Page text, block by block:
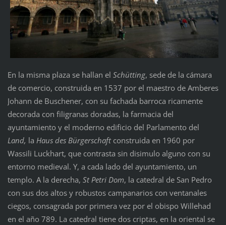
En la misma plaza se hallan el Schütting, sede de la cámara
de comercio, construida en 1537 por el maestro de Amberes
Johann de Buschener, con su fachada barroca ricamente
decorada con filigranas doradas, la farmacia del
ayuntamiento y el moderno edificio del Parlamento del
Land, la Haus des Bürgerschaftconstruida en 1960 por
Wassili Luckhart, que contrasta sin disimulo alguno con su
entorno medieval. Y, a cada lado del ayuntamiento, un
templo. A la derecha, St Petri Dom, la catedral de San Pedro
con sus dos altos y robustos campanarios con ventanales
ciegos, consagrada por primera vez por el obispo Willehad
en el año 789. La catedral tiene dos criptas, en la oriental se